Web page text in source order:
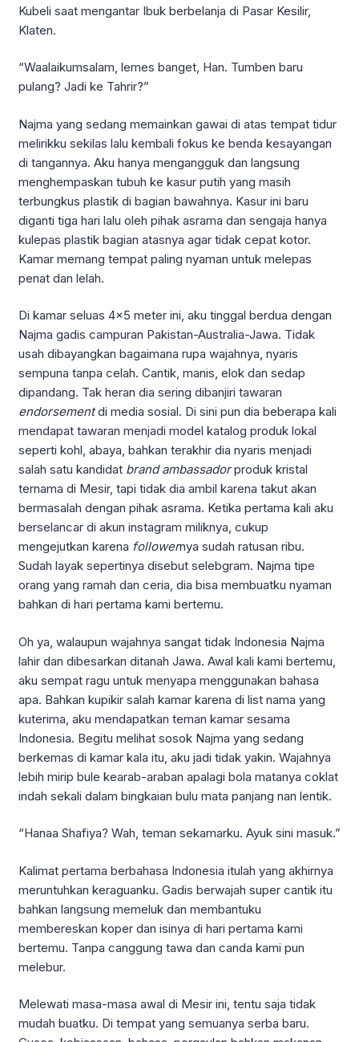
Kubeli saat mengantar Ibuk berbelanja di Pasar Kesilir,
Klaten.
“Waalaikumsalam, lemes banget, Han. Tumben baru
pulang? Jadi ke Tahrir?”
Najma yang sedang memainkan gawai di atas tempat tidur
melirikku sekilas lalu kembali fokus ke benda kesayangan
di tangannya. Aku hanya mengangguk dan langsung
menghempaskan tubuh ke kasur putih yang masih
terbungkus plastik di bagian bawahnya. Kasur ini baru
diganti tiga hari lalu oleh pihak asrama dan sengaja hanya
kulepas plastik bagian atasnya agar tidak cepat kotor.
Kamar memang tempat paling nyaman untuk melepas
penat dan lelah.
Di kamar seluas 4×5 meter ini, aku tinggal berdua dengan
Najma gadis campuran Pakistan-Australia-Jawa. Tidak
usah dibayangkan bagaimana rupa wajahnya, nyaris
sempuna tanpa celah. Cantik, manis, elok dan sedap
dipandang. Tak heran dia sering dibanjiri tawaran
endorsementdi media sosial. Di sini pun dia beberapa kali
mendapat tawaran menjadi model katalog produk lokal
seperti kohl, abaya, bahkan terakhir dia nyaris menjadi
salah satu kandidat brand ambassadorproduk kristal
ternama di Mesir, tapi tidak dia ambil karena takut akan
bermasalah dengan pihak asrama. Ketika pertama kali aku
berselancar di akun instagram miliknya, cukup
mengejutkan karena followernya sudah ratusan ribu.
Sudah layak sepertinya disebut selebgram. Najma tipe
orang yang ramah dan ceria, dia bisa membuatku nyaman
bahkan di hari pertama kami bertemu.
Oh ya, walaupun wajahnya sangat tidak Indonesia Najma
lahir dan dibesarkan ditanah Jawa. Awal kali kami bertemu,
aku sempat ragu untuk menyapa menggunakan bahasa
apa. Bahkan kupikir salah kamar karena di list nama yang
kuterima, aku mendapatkan teman kamar sesama
Indonesia. Begitu melihat sosok Najma yang sedang
berkemas di kamar kala itu, aku jadi tidak yakin. Wajahnya
lebih mirip bule kearab-araban apalagi bola matanya coklat
indah sekali dalam bingkaian bulu mata panjang nan lentik.
“Hanaa Shafiya? Wah, teman sekamarku. Ayuk sini masuk.”
Kalimat pertama berbahasa Indonesia itulah yang akhirnya
meruntuhkan keraguanku. Gadis berwajah super cantik itu
bahkan langsung memeluk dan membantuku
membereskan koper dan isinya di hari pertama kami
bertemu. Tanpa canggung tawa dan canda kami pun
melebur.
Melewati masa-masa awal di Mesir ini, tentu saja tidak
mudah buatku. Di tempat yang semuanya serba baru.